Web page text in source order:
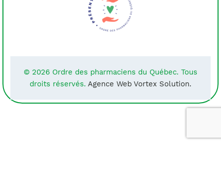
© 2026 Ordre des pharmaciens du Québec. Tous
droits réservés. Agence Web Vortex Solution.